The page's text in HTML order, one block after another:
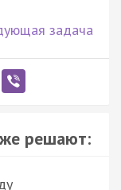
задача
решают: